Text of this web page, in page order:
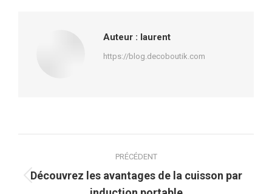
Auteur : laurent
https://blog.decoboutik.com
article
PRÉCÉDENT
Article
Découvrez les avantages de la cuisson par